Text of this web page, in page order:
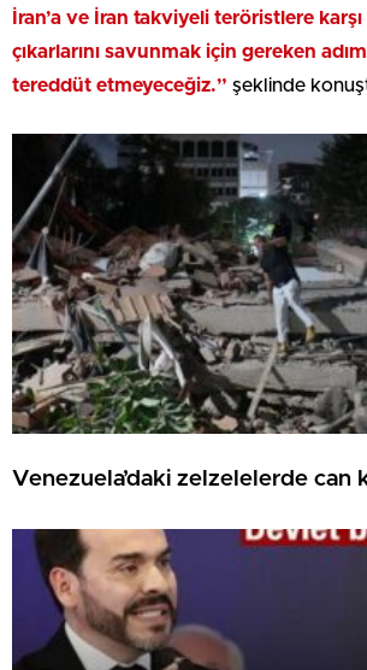
İran’a ve İran takviyeli teröristlere
çıkarlarını savunmak için gereken
tereddüt etmeyeceğiz.” şeklinde
Venezuela’daki zelzelelerde can